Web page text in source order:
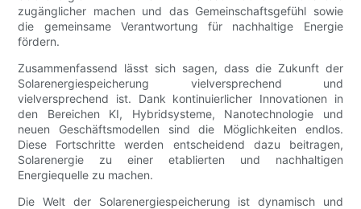
zugänglicher machen und das Gemeinschaftsgefühl sowie
die gemeinsame Verantwortung für nachhaltige Energie
fördern.
Zusammenfassend lässt sich sagen, dass die Zukunft der
Solarenergiespeicherung vielversprechend und
vielversprechend ist. Dank kontinuierlicher Innovationen in
den Bereichen KI, Hybridsysteme, Nanotechnologie und
neuen Geschäftsmodellen sind die Möglichkeiten endlos.
Diese Fortschritte werden entscheidend dazu beitragen,
Solarenergie zu einer etablierten und nachhaltigen
Energiequelle zu machen.
Die Welt der Solarenergiespeicherung ist dynamisch und